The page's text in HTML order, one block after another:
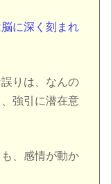
に深く刻まれ
りは、なんの
強引に潜在意
、感情が動か